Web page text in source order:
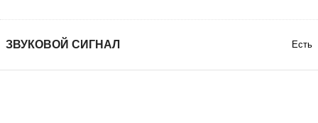
ЗВУКОВОЙ СИГНАЛ Есть